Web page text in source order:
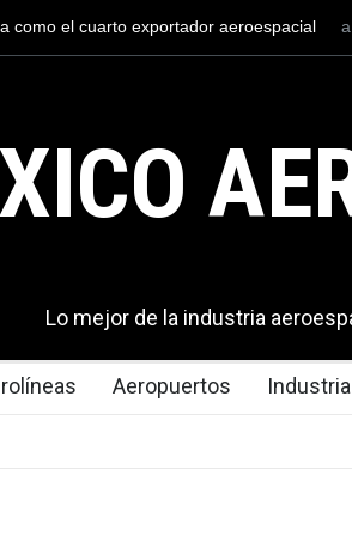
mexicana construirá 32 BUQUES para la
Lo mejor de la industria
Aeropuertos Industria